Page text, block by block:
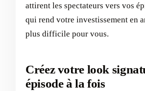
attirent les spectateurs vers vos
qui rend votre investissement en
plus difficile pour vous.
Créez votre look
épisode à la fois